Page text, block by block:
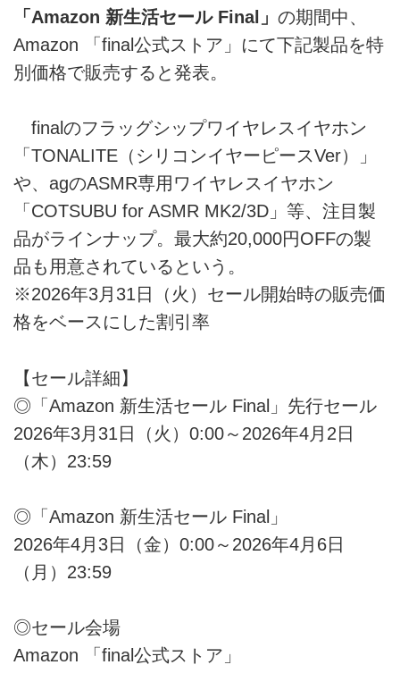
「Amazon 新生活セール Final」 の期間中、
Amazon 「final公式ストア」にて下記製品を特
別価格で販売すると発表。
finalのフラッグシップワイヤレスイヤホン
「TONALITE（シリコンイヤーピースVer）」
や、agのASMR専用ワイヤレスイヤホン
「COTSUBU for ASMR MK2/3D」等、注目製
品がラインナップ。最大約20,000円OFFの製
品も用意されているという。
※2026年3月31日（火）セール開始時の販売価
格をベースにした割引率
【セール詳細】
◎「Amazon 新生活セール Final」先行セール
2026年3月31日（火）0:00～2026年4月2日
（木）23:59
◎「Amazon 新生活セール Final」
2026年4月3日（金）0:00～2026年4月6日
（月）23:59
◎セール会場
Amazon 「final公式ストア」